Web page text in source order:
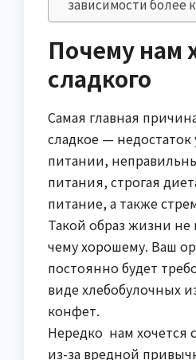
зависимости более
Почему нам
сладкого
Самая главная
сладкое — недостаток
питании,
питания, строгая
питание, а также
Такой образ жизни не
чему хорошему. Ваш
постоянно будет
виде хлебобулочных
конфет.
Нередко нам хочется
из-за вредной